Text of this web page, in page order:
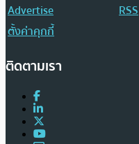
Advertise
RSS
ตั้งค่าคุกกี้
ติดตามเรา